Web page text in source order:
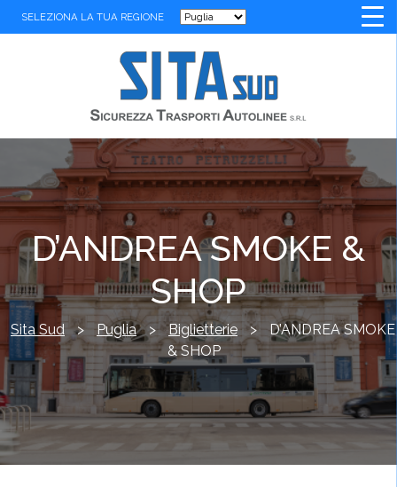
SELEZIONA LA TUA REGIONE
D’ANDREA SMOKE &
SHOP
Sita Sud > Puglia > Biglietterie >
D’ANDREA SMOKE
& SHOP